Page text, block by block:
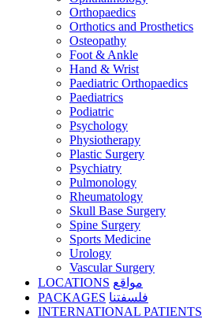
Orthopaedics
Orthotics and Prosthetics
Osteopathy
Foot & Ankle
Hand & Wrist
Paediatric Orthopaedics
Paediatrics
Podiatric
Psychology
Physiotherapy
Plastic Surgery
Psychiatry
Pulmonology
Rheumatology
Skull Base Surgery
Spine Surgery
Sports Medicine
Urology
Vascular Surgery
LOCATIONS مواقع
PACKAGES فلسفتنا
INTERNATIONAL PATIENTS